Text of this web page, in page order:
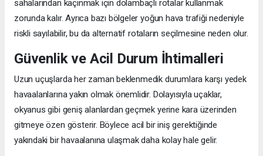
sahalarından kaçınmak için dolambaçlı rotalar kullanmak
zorunda kalır. Ayrıca bazı bölgeler yoğun hava trafiği nedeniyle
riskli sayılabilir, bu da alternatif rotaların seçilmesine neden olur.
Güvenlik ve Acil Durum İhtimalleri
Uzun uçuşlarda her zaman beklenmedik durumlara karşı yedek
havaalanlarına yakın olmak önemlidir. Dolayısıyla uçaklar,
okyanus gibi geniş alanlardan geçmek yerine kara üzerinden
gitmeye özen gösterir. Böylece acil bir iniş gerektiğinde
yakındaki bir havaalanına ulaşmak daha kolay hale gelir.